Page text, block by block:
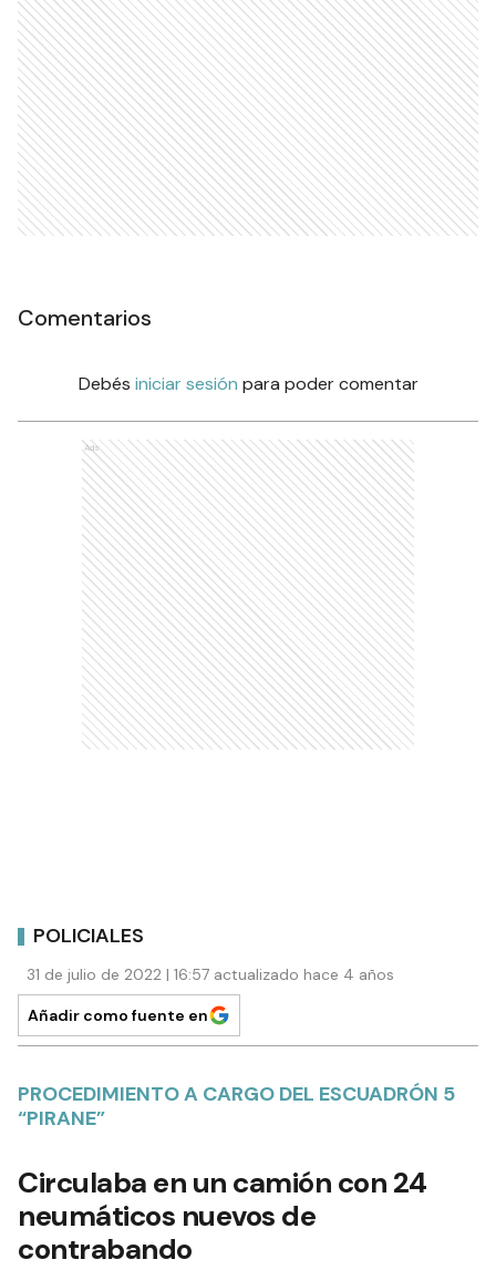
Comentarios
Debés iniciar sesión para poder comentar
Ads
POLICIALES
31 de julio de 2022 | 16:57 actualizado hace 4 años
Añadir como fuente en
PROCEDIMIENTO A CARGO DEL ESCUADRÓN 5
“PIRANE”
Circulaba en un camión con 24
neumáticos nuevos de
contrabando